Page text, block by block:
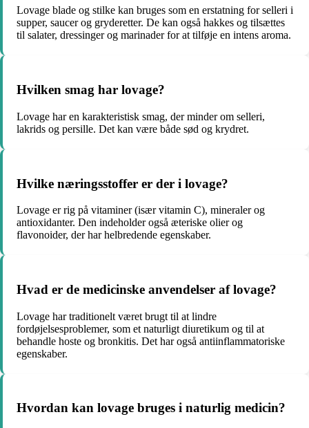
Lovage blade og stilke kan bruges som en erstatning for selleri i
supper, saucer og gryderetter. De kan også hakkes og tilsættes
til salater, dressinger og marinader for at tilføje en intens aroma.
Hvilken smag har lovage?
Lovage har en karakteristisk smag, der minder om selleri,
lakrids og persille. Det kan være både sød og krydret.
Hvilke næringsstoffer er der i lovage?
Lovage er rig på vitaminer (især vitamin C), mineraler og
antioxidanter. Den indeholder også æteriske olier og
flavonoider, der har helbredende egenskaber.
Hvad er de medicinske anvendelser af lovage?
Lovage har traditionelt været brugt til at lindre
fordøjelsesproblemer, som et naturligt diuretikum og til at
behandle hoste og bronkitis. Det har også antiinflammatoriske
egenskaber.
Hvordan kan lovage bruges i naturlig medicin?